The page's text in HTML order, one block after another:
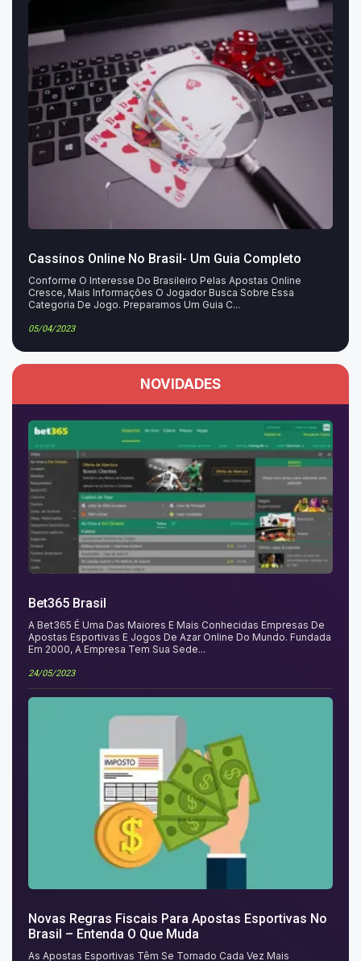
Cassinos Online No Brasil- Um Guia Completo
Conforme O Interesse Do Brasileiro Pelas Apostas Online
Cresce, Mais Informações O Jogador Busca Sobre Essa
Categoria De Jogo. Preparamos Um Guia C...
05/04/2023
NOVIDADES
Bet365 Brasil
A Bet365 É Uma Das Maiores E Mais Conhecidas Empresas De
Apostas Esportivas E Jogos De Azar Online Do Mundo. Fundada
Em 2000, A Empresa Tem Sua Sede...
24/05/2023
Novas Regras Fiscais Para Apostas Esportivas No
Brasil – Entenda O Que Muda
As Apostas Esportivas Têm Se Tornado Cada Vez Mais